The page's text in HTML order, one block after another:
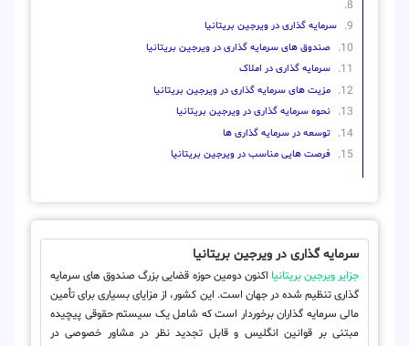
سرمایه گذاری در ویرجین بریتانیا
صندوق های سرمایه گذاری در ویرجین بریتانیا
سرمایه گذاری در املاک
مزیت های سرمایه گذاری در ویرجین بریتانیا
نحوه سرمایه گذاری در ویرجین بریتانیا
توسعه در سرمایه گذاری ها
فرصت هایی مناسب در ویرجین بریتانیا
سرمایه گذاری در ویرجین بریتانیا
جزایر ویرجین بریتانیا اکنون دومین حوزه قضایی بزرگ صندوق های سرمایه
گذاری تنظیم شده در جهان است. این کشور، از مزایای بسیاری برای تأمین
مالی سرمایه گذاران برخوردار است که شامل یک سیستم حقوقی پیچیده
مبتنی بر قوانین انگلیس و قابل تجدید نظر در مشاور خصوصی در